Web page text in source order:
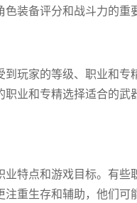
装备评分和战斗力的重
玩家的等级、职业和专
业和专精选择适合的武
特点和游戏目标。有些
重生存和辅助，他们可